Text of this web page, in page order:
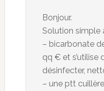
Bonjour.
Solution simple
– bicarbonate
qq € et s’utilise
désinfecter,
– une ptt